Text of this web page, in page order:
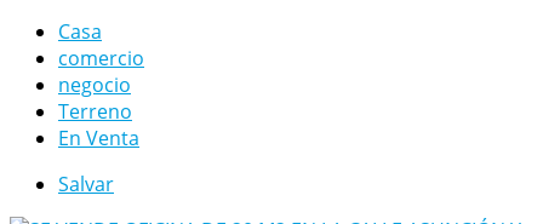
Casa
comercio
negocio
Terreno
En Venta
Salvar